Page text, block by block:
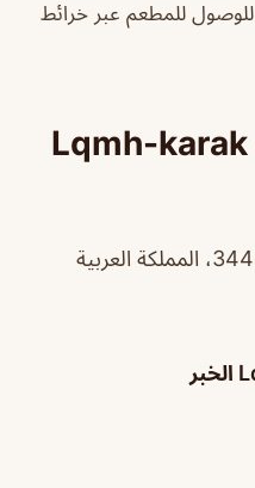
للوصول للمطعم عبر خرائط
عنوان لقمة و كرك Lqmh-karak
شارع الأبرار، العقربية، الخبر 34446، المملكة العربية